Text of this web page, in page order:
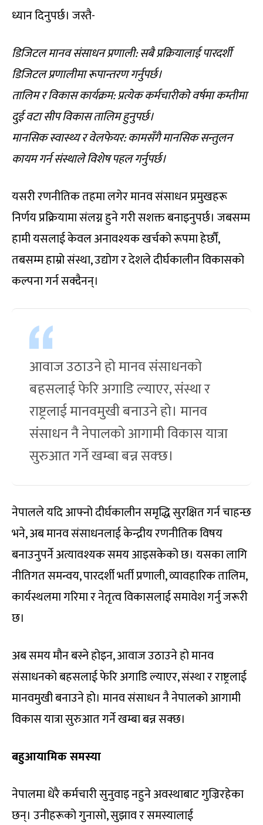
ध्यान दिनुपर्छ। जस्तै-
डिजिटल मानव संसाधन प्रणाली: सबै प्रक्रियालाई पारदर्शी
डिजिटल प्रणालीमा रूपान्तरण गर्नुपर्छ।
तालिम र विकास कार्यक्रम: प्रत्येक कर्मचारीको वर्षमा कम्तीमा
दुई वटा सीप विकास तालिम हुनुपर्छ।
मानसिक स्वास्थ्य र वेलफेयर: कामसँगै मानसिक सन्तुलन
कायम गर्न संस्थाले विशेष पहल गर्नुपर्छ।
यसरी रणनीतिक तहमा लगेर मानव संसाधन प्रमुखहरू
निर्णय प्रक्रियामा संलग्न हुने गरी सशक्त बनाइनुपर्छ। जबसम्म
हामी यसलाई केवल अनावश्यक खर्चको रूपमा हेर्छौं,
तबसम्म हाम्रो संस्था, उद्योग र देशले दीर्घकालीन विकासको
कल्पना गर्न सक्दैनन्।
आवाज उठाउने हो मानव संसाधनको
बहसलाई फेरि अगाडि ल्याएर, संस्था र
राष्ट्रलाई मानवमुखी बनाउने हो। मानव
संसाधन नै नेपालको आगामी विकास यात्रा
सुरुआत गर्ने खम्बा बन्न सक्छ।
नेपालले यदि आफ्नो दीर्घकालीन समृद्धि सुरक्षित गर्न चाहन्छ
भने, अब मानव संसाधनलाई केन्द्रीय रणनीतिक विषय
बनाउनुपर्ने अत्यावश्यक समय आइसकेको छ। यसका लागि
नीतिगत समन्वय, पारदर्शी भर्ती प्रणाली, व्यावहारिक तालिम,
कार्यस्थलमा गरिमा र नेतृत्व विकासलाई समावेश गर्नु जरूरी
छ।
अब समय मौन बस्ने होइन, आवाज उठाउने हो मानव
संसाधनको बहसलाई फेरि अगाडि ल्याएर, संस्था र राष्ट्रलाई
मानवमुखी बनाउने हो। मानव संसाधन नै नेपालको आगामी
विकास यात्रा सुरुआत गर्ने खम्बा बन्न सक्छ।
बहुआयामिक समस्या
नेपालमा धेरै कर्मचारी सुनुवाइ नहुने अवस्थाबाट गुज्रिरहेका
छन्। उनीहरूको गुनासो, सुझाव र समस्यालाई